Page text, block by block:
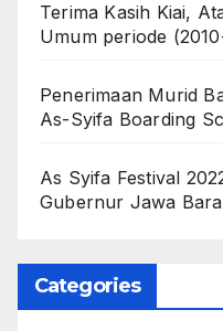
Terima Kasih Kiai,
Umum periode
Penerimaan Murid
As-Syifa Boarding
As Syifa Festival
Gubernur Jawa
Categories